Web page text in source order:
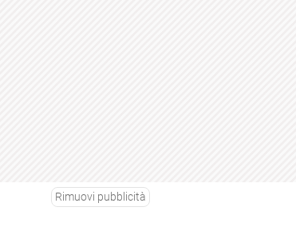
Rimuovi pubblicità